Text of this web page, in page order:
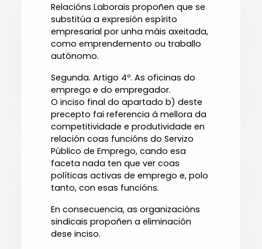
Relacións Laborais propoñen que se
substitúa a expresión espírito
empresarial por unha máis axeitada,
como emprendemento ou traballo
autónomo.
Segunda. Artigo 4º. As oficinas do
emprego e do empregador.
O inciso final do apartado b) deste
precepto fai referencia á mellora da
competitividade e produtividade en
relación coas funcións do Servizo
Público de Emprego, cando esa
faceta nada ten que ver coas
políticas activas de emprego e, polo
tanto, con esas funcións.
En consecuencia, as organizacións
sindicais propoñen a eliminación
dese inciso.